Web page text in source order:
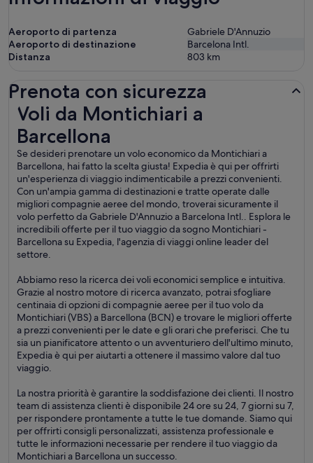
Aeroporto di partenza
Gabriele D'Annuzio
Aeroporto di destinazione
Barcelona Intl.
Distanza
803 km
Prenota con sicurezza
Voli da Montichiari a
Barcellona
Se desideri prenotare un volo economico da Montichiari a
Barcellona, hai fatto la scelta giusta! Expedia è qui per offrirti
un'esperienza di viaggio indimenticabile a prezzi convenienti.
Con un'ampia gamma di destinazioni e tratte operate dalle
migliori compagnie aeree del mondo, troverai sicuramente il
volo perfetto da Gabriele D'Annuzio a Barcelona Intl.. Esplora le
incredibili offerte per il tuo viaggio da sogno Montichiari -
Barcellona su Expedia, l'agenzia di viaggi online leader del
settore.
Abbiamo reso la ricerca dei voli economici semplice e intuitiva.
Grazie al nostro motore di ricerca avanzato, potrai sfogliare
centinaia di opzioni di compagnie aeree per il tuo volo da
Montichiari (VBS) a Barcellona (BCN) e trovare le migliori offerte
a prezzi convenienti per le date e gli orari che preferisci. Che tu
sia un pianificatore attento o un avventuriero dell'ultimo minuto,
Expedia è qui per aiutarti a ottenere il massimo valore dal tuo
viaggio.
La nostra priorità è garantire la soddisfazione dei clienti. Il nostro
team di assistenza clienti è disponibile 24 ore su 24, 7 giorni su 7,
per rispondere prontamente a tutte le tue domande. Siamo qui
per offrirti consigli personalizzati, assistenza professionale e
tutte le informazioni necessarie per rendere il tuo viaggio da
Montichiari a Barcellona un successo.
Voli da Montichiari a Barcellona